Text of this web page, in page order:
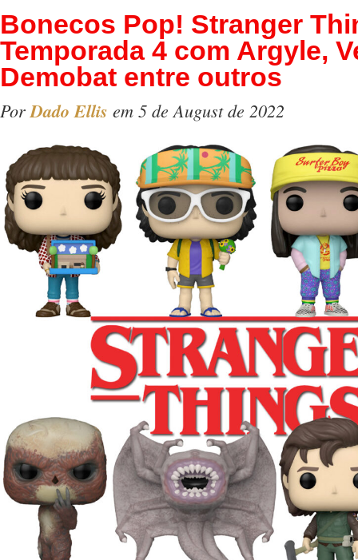
Bonecos Pop! Stranger
Temporada 4 com Argyle,
Demobat entre outros
PorDado Ellis em 5 de August de 2022